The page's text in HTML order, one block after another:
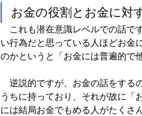
お金の役割とお金に対
これも潜在意識レベルでの話で
い行為だと思っている人ほどお金
のかというと「お金には普遍的で
逆説的ですが、お金の話をする
うちに持っており、それが故に「
には結局お金でもめる人がたくさ